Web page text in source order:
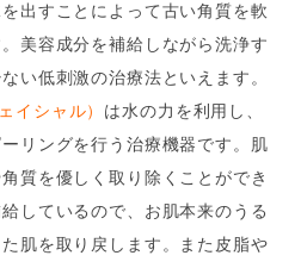
出すことによって古い角質を軟
美容成分を補給しながら洗浄す
い低刺激の治療法といえます。
イシャル） は水の力を利用し、
リングを行う治療機器です。肌
質を優しく取り除くことができ
しているので、お肌本来のうる
肌を取り戻します。また皮脂や